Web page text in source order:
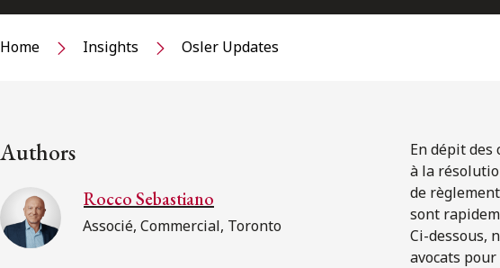
Home Insights Osler Updates
Authors
Rocco Sebastiano
Associé, Commercial, Toronto
En dépit des
à la
de
sont
Ci-dessous,
avocats